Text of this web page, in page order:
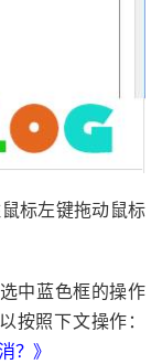
标左键拖动鼠标
中蓝色框的操作
按照下文操作：
？》